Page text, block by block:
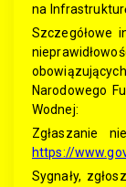
na
Szczegółowe
Narodowego
Wodnej:
Zgłaszanie
https://
Sygnały,